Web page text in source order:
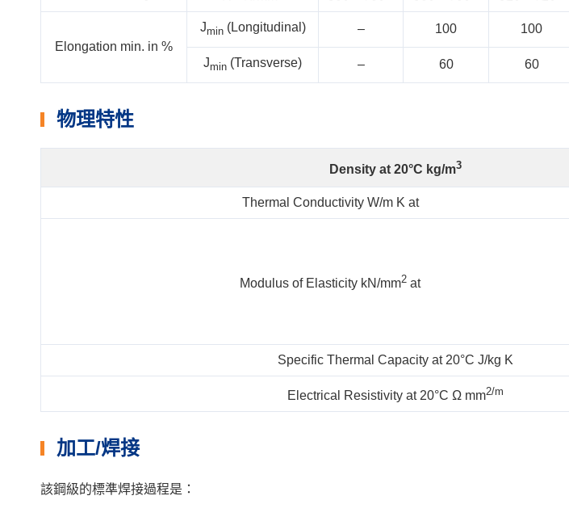
Elongation min. in %
Jmin(Longitudinal) – 100 100
Jmin (Transverse) – 60 60
物理特性
Density at 20°C kg/m3
Thermal Conductivity W/m K at
Modulus of Elasticity kN/mm2 at
Specific Thermal Capacity at 20°C J/kg K
Electrical Resistivity at 20°C Ω mm2/m
加工/焊接
該鋼級的標準焊接過程是：